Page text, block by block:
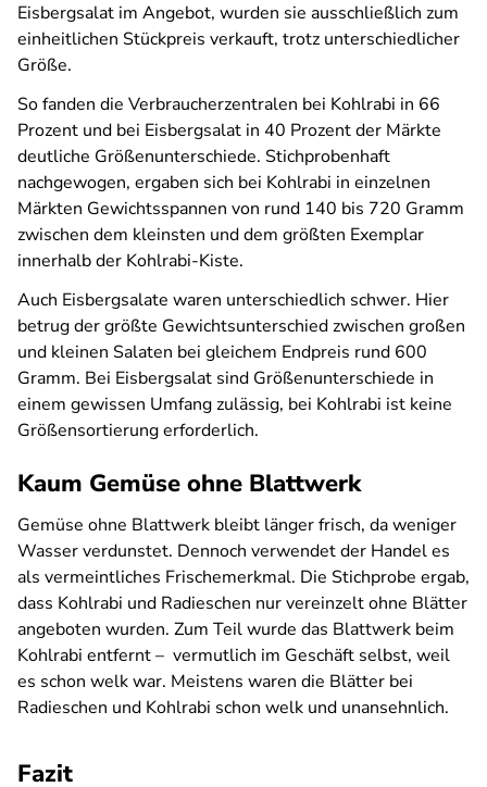
Eisbergsalat im Angebot, wurden sie ausschließlich zum
einheitlichen Stückpreis verkauft, trotz unterschiedlicher
Größe.
So fanden die Verbraucherzentralen bei Kohlrabi in 66
Prozent und bei Eisbergsalat in 40 Prozent der Märkte
deutliche Größenunterschiede. Stichprobenhaft
nachgewogen, ergaben sich bei Kohlrabi in einzelnen
Märkten Gewichtsspannen von rund 140 bis 720 Gramm
zwischen dem kleinsten und dem größten Exemplar
innerhalb der Kohlrabi-Kiste.
Auch Eisbergsalate waren unterschiedlich schwer. Hier
betrug der größte Gewichtsunterschied zwischen großen
und kleinen Salaten bei gleichem Endpreis rund 600
Gramm. Bei Eisbergsalat sind Größenunterschiede in
einem gewissen Umfang zulässig, bei Kohlrabi ist keine
Größensortierung erforderlich.
Kaum Gemüse ohne Blattwerk
Gemüse ohne Blattwerk bleibt länger frisch, da weniger
Wasser verdunstet. Dennoch verwendet der Handel es
als vermeintliches Frischemerkmal. Die Stichprobe ergab,
dass Kohlrabi und Radieschen nur vereinzelt ohne Blätter
angeboten wurden. Zum Teil wurde das Blattwerk beim
Kohlrabi entfernt – vermutlich im Geschäft selbst, weil
es schon welk war. Meistens waren die Blätter bei
Radieschen und Kohlrabi schon welk und unansehnlich.
Fazit